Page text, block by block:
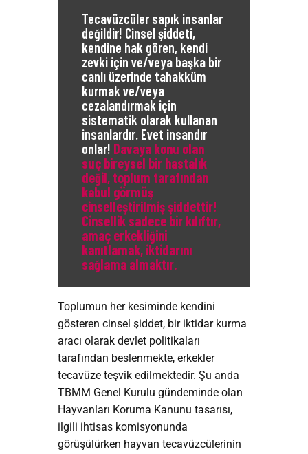
Tecavüzcüler sapık insanlar
değildir! Cinsel şiddeti,
kendine hak gören, kendi
zevki için ve/veya başka bir
canlı üzerinde tahakküm
kurmak ve/veya
cezalandırmak için
sistematik olarak kullanan
insanlardır. Evet insandır
onlar! Davaya konu olan
suç bireysel bir hastalık
değil, toplum tarafından
kabul görmüş
cinselleştirilmiş şiddettir!
Cinsellik sadece bir kılıftır,
amaç erkekliğini
kanıtlamak, iktidarını
sağlama almaktır.
Toplumun her kesiminde kendini
gösteren cinsel şiddet, bir iktidar kurma
aracı olarak devlet politikaları
tarafından beslenmekte, erkekler
tecavüze teşvik edilmektedir. Şu anda
TBMM Genel Kurulu gündeminde olan
Hayvanları Koruma Kanunu tasarısı,
ilgili ihtisas komisyonunda
görüşülürken hayvan tecavüzcülerinin